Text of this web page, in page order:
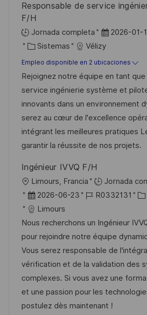
Responsable de service
F/H
Jornada completa
F
e
c
h
a
d
e
p
u
i
c
c
i
ó
n
2026-01-
C
a
t
e
g
o
r
í
Sistemas Vélizy
Empleo disponible en 2 ubicaciones
Rejoignez notre équipe en tant
service ingénierie système et
innovants dans un environnement
serez au cœur de l'excellence
intégrant les meilleures pratiques
garantir la réussite de nos projets.
Ingénieur IVVQ F/H
U
b
c
a
c
i
ó
n
Limours, Francia
Jornada
F
e
c
h
a
d
e
p
u
2026-06-23
I
d
e
e
m
p
l
e
R0332131
C
t
e
g
o
r
í
Limours
Nous recherchons un Ingénieur
pour rejoindre notre équipe
Vous serez responsable de
vérification et de la validation des
complexes. Si vous avez une
et une passion pour les
postulez dès maintenant !